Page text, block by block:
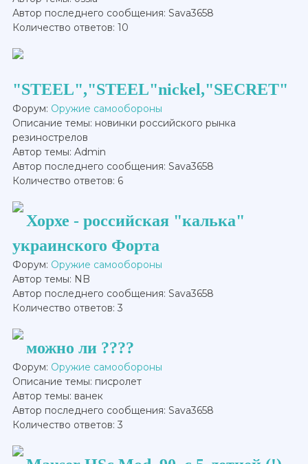
Автор последнего сообщения: Sava3658
Количество ответов: 10
"STEEL","STEEL"nickel,"SECRET"
Форум: Оружие самообороны
Описание темы: новинки российского рынка
резинострелов
Автор темы: Admin
Автор последнего сообщения: Sava3658
Количество ответов: 6
Хорхе - российская "калька"
украинского Форта
Форум: Оружие самообороны
Автор темы: NB
Автор последнего сообщения: Sava3658
Количество ответов: 3
можно ли ????
Форум: Оружие самообороны
Описание темы: писролет
Автор темы: ванек
Автор последнего сообщения: Sava3658
Количество ответов: 3